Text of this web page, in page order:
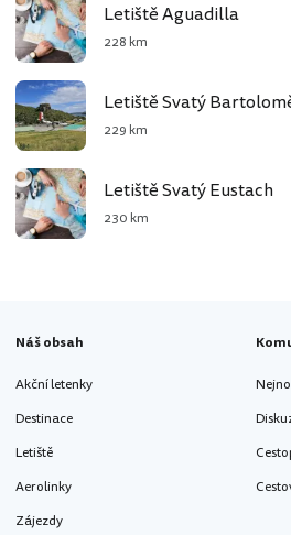
Letiště Aguadilla
228 km
Letiště Svatý
229 km
Letiště Svatý Eustach
230 km
Náš obsah
Akční letenky
Destinace
Letiště
Aerolinky
Zájezdy